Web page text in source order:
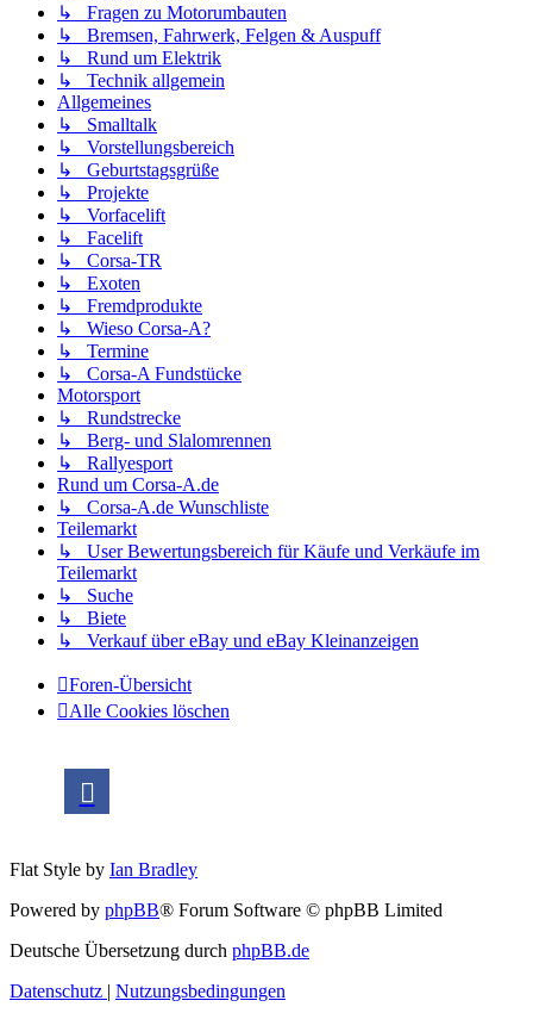
↳ Fragen zu Motorumbauten
↳ Bremsen, Fahrwerk, Felgen & Auspuff
↳ Rund um Elektrik
↳ Technik allgemein
Allgemeines
↳ Smalltalk
↳ Vorstellungsbereich
↳ Geburtstagsgrüße
↳ Projekte
↳ Vorfacelift
↳ Facelift
↳ Corsa-TR
↳ Exoten
↳ Fremdprodukte
↳ Wieso Corsa-A?
↳ Termine
↳ Corsa-A Fundstücke
Motorsport
↳ Rundstrecke
↳ Berg- und Slalomrennen
↳ Rallyesport
Rund um Corsa-A.de
↳ Corsa-A.de Wunschliste
Teilemarkt
↳ User Bewertungsbereich für Käufe und Verkäufe im
Teilemarkt
↳ Suche
↳ Biete
↳ Verkauf über eBay und eBay Kleinanzeigen
Foren-Übersicht
Alle Cookies löschen
Flat Style by Ian Bradley
Powered by phpBB® Forum Software © phpBB Limited
Deutsche Übersetzung durch phpBB.de
Datenschutz | Nutzungsbedingungen